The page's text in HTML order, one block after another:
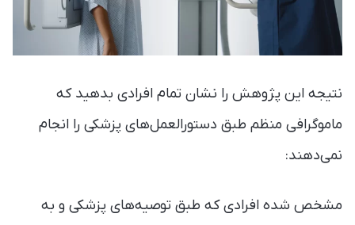
نتیجه این پژوهش را نشان تمام افرادی بدهید که
ماموگرافی منظم طبق دستورالعمل‌های پزشکی را انجام
نمی‌دهند:
مشخص شده افرادی که طبق توصیه‌های پزشکی و به